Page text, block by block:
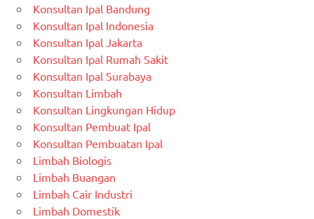
Konsultan Ipal Bandung
Konsultan Ipal Indonesia
Konsultan Ipal Jakarta
Konsultan Ipal Rumah Sakit
Konsultan Ipal Surabaya
Konsultan Limbah
Konsultan Lingkungan Hidup
Konsultan Pembuat Ipal
Konsultan Pembuatan Ipal
Limbah Biologis
Limbah Buangan
Limbah Cair Industri
Limbah Domestik